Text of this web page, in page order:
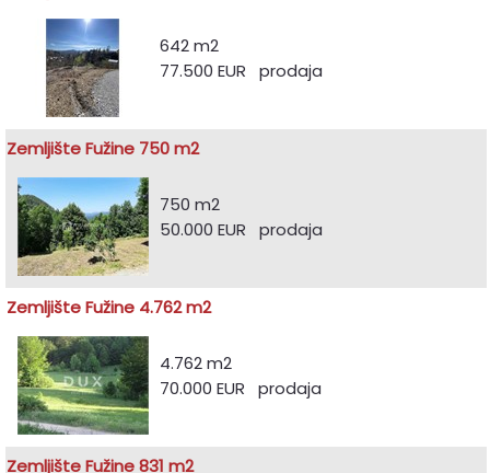
642 m2
77.500 EUR prodaja
Zemljište Fužine 750 m2
750 m2
50.000 EUR prodaja
Zemljište Fužine 4.762 m2
4.762 m2
70.000 EUR prodaja
Zemljište Fužine 831 m2